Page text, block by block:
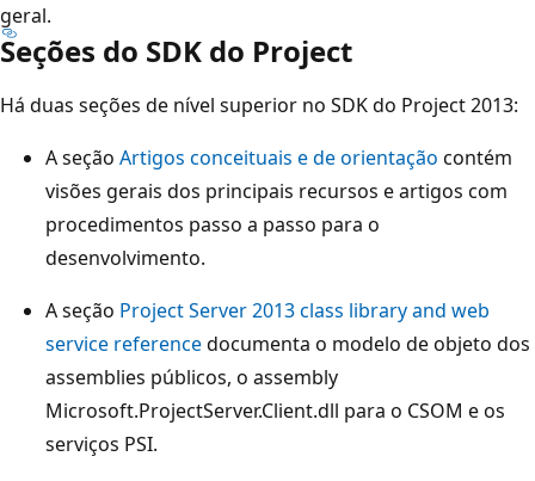
geral.
Seções do SDK do Project
Há duas seções de nível superior no SDK do Project 2013:
A seção Artigos conceituais e de orientação contém
visões gerais dos principais recursos e artigos com
procedimentos passo a passo para o
desenvolvimento.
A seção Project Server 2013 class library and web
service referencedocumenta o modelo de objeto dos
assemblies públicos, o assembly
Microsoft.ProjectServer.Client.dll para o CSOM e os
serviços PSI.